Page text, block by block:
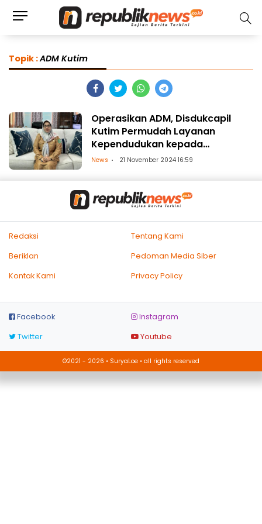
Topik :ADM Kutim
Operasikan ADM, Disdukcapil
Kutim Permudah Layanan
Kependudukan kepada
Masyarakat
News 21 November 2024 16:59
Redaksi
Tentang Kami
Beriklan
Pedoman Media Siber
Kontak Kami
Privacy Policy
Facebook
Instagram
Twitter
Youtube
©2021 - 2026 • SuryaLoe • all rights reserved